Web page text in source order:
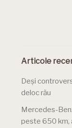
Articole
Deși
deloc rău
Mercedes-
peste 650 km,